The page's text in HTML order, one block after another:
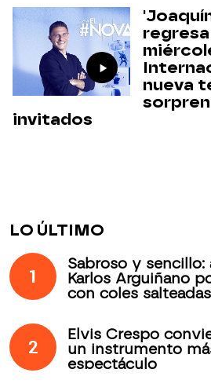
nueva
invitados
LO ÚLTIMO
1
Sabroso y sencillo:
Karlos Arguiñano
con coles salteadas
2
Elvis Crespo
un instrumento
espectáculo